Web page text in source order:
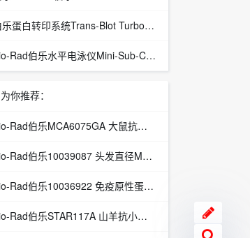
伯乐蛋白转印系统Trans-Blot Turbo 伯乐代理1704150
Bio-Rad伯乐水平电泳仪Mini-Sub-Cell-GT 1664400
为你推荐：
Bio-Rad伯乐MCA6075GA 大鼠抗小鼠CD16/CD32
Bio-Rad伯乐10039087 头发直径M384
Bio-Rad伯乐10036922 免疫原性蛋白DIS T2 M96
Bio-Rad伯乐STAR117A 山羊抗小鼠IgG (H/L):Alk。Phos.(多品种吸附)